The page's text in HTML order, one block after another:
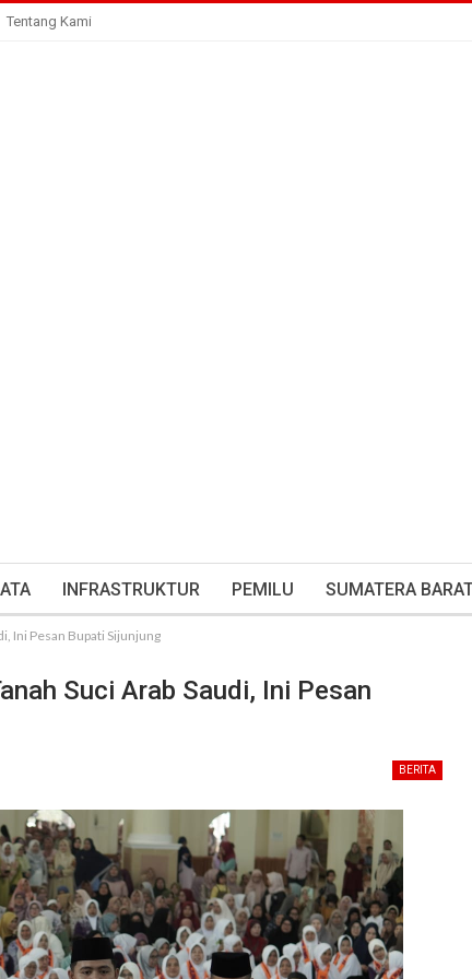
Tentang Kami
INFRASTRUKTUR PEMILU SUMATERA
Ini Pesan Bupati Sijunjung
Suci Arab Saudi, Ini Pesan
BERITA